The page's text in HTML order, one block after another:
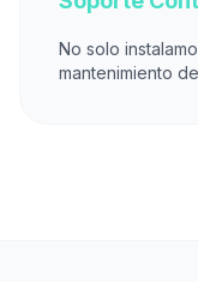
No solo
mantenimiento